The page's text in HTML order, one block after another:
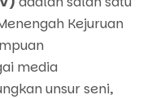
Kejuruan
media
unsur seni,